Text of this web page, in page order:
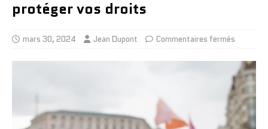
protéger vos droits
mars 30, 2024 Jean Dupont Commentaires fermés